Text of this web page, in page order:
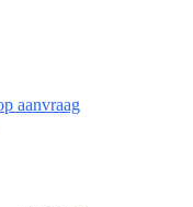
aanvraag